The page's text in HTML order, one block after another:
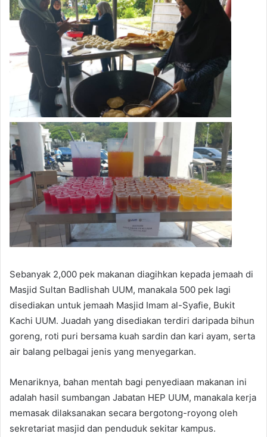
Sebanyak 2,000 pek makanan diagihkan kepada jemaah di
Masjid Sultan Badlishah UUM, manakala 500 pek lagi
disediakan untuk jemaah Masjid Imam al-Syafie, Bukit
Kachi UUM. Juadah yang disediakan terdiri daripada bihun
goreng, roti puri bersama kuah sardin dan kari ayam, serta
air balang pelbagai jenis yang menyegarkan.
Menariknya, bahan mentah bagi penyediaan makanan ini
adalah hasil sumbangan Jabatan HEP UUM, manakala kerja
memasak dilaksanakan secara bergotong-royong oleh
sekretariat masjid dan penduduk sekitar kampus.